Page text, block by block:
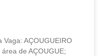
Vaga: AÇOUGUEIRO
de AÇOUGUE;